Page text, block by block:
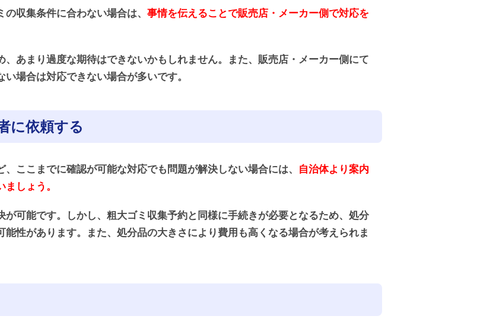
収集条件に合わない場合は、 事情を伝えることで販売店・メーカー側で対応を
、あまり過度な期待はできないかもしれません。また、販売店・メーカー側にて
場合は対応できない場合が多いです。
に依頼する
ここまでに確認が可能な対応でも問題が解決しない場合には、
自治体より案内
しょう。
が可能です。しかし、粗大ゴミ収集予約と同様に手続きが必要となるため、処分
性があります。また、処分品の大きさにより費用も高くなる場合が考えられま